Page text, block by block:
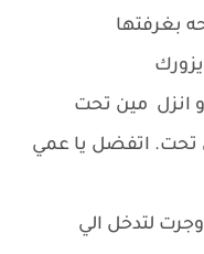
بغرفتها
انزل مين تحت
تحت. اتفضل يا عمي
لتدخل الي